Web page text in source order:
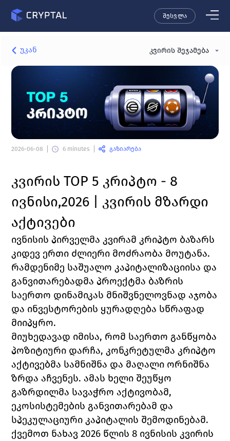
შესვლა
უკან კვირის შეჯამება
2026-06-08 6 minutes გაზიარება
კვირის TOP 5 კრიპტო - 8
ივნისი,2026 | კვირის მზარდი
აქტივები
ივნისის პირველმა კვირამ კრიპტო ბაზარს
კიდევ ერთი ძლიერი მოძრაობა მოუტანა.
რამდენიმე საშუალო კაპიტალიზაციისა და
განვითარებადმა პროექტმა ბაზრის
საერთო დინამიკას მნიშვნელოვნად აჯობა
და ინვესტორების ყურადღება სწრაფად
მიიპყრო.
მიუხედავად იმისა, რომ საერთო განწყობა
პოზიტიური დარჩა, კონკრეტულმა კრიპტო
აქტივებმა სამნიშნა და მაღალი ორნიშნა
ზრდა აჩვენეს. ამას ხელი შეუწყო
გაზრდილმა სავაჭრო აქტივობამ,
ეკოსისტემების განვითარებამ და
სპეკულაციური კაპიტალის შემოდინებამ.
ქვემოთ ნახავ 2026 წლის 8 ივნისის კვირის